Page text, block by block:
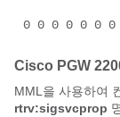
0 0 0 0 0 0
Cisco PGW
MML을 사용하여
rtrv:sigsvcprop